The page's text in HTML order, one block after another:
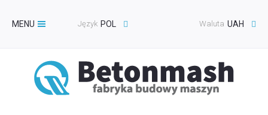
MENU
Toggle
Waluta UAH
Język POL